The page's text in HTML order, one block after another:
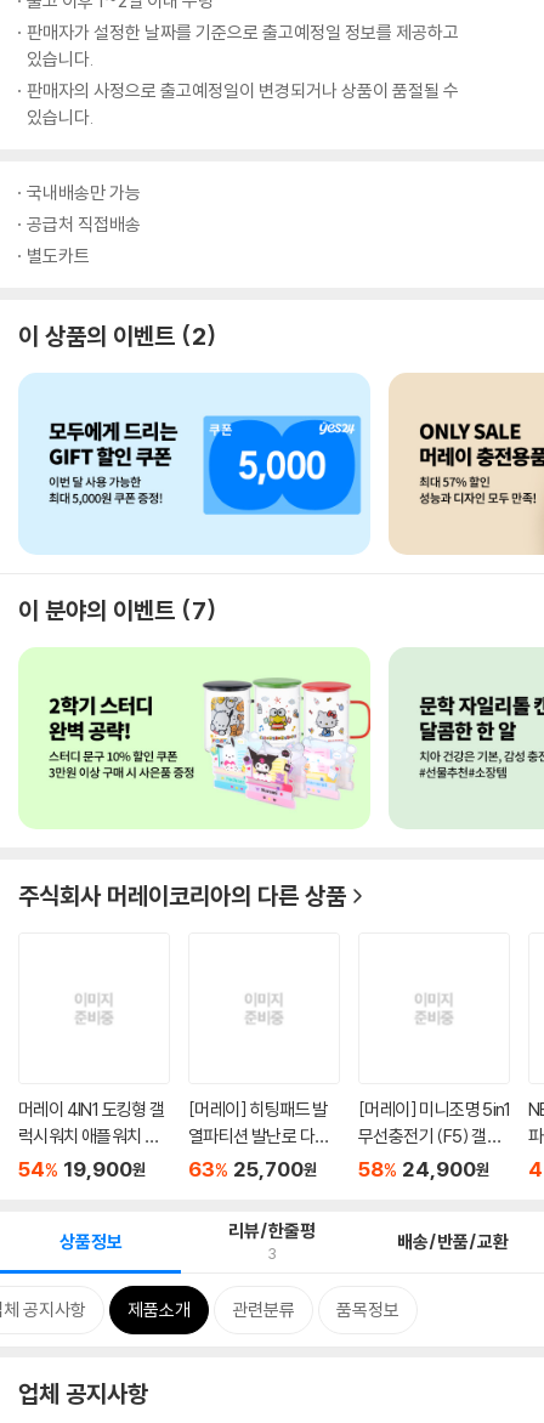
판매자가 설정한 날짜를 기준으로 출고예정일 정보를 제공하고
있습니다.
판매자의 사정으로 출고예정일이 변경되거나 상품이 품절될 수
있습니다.
국내배송만 가능
공급처 직접배송
별도카트
이 상품의 이벤트 2
이 분야의 이벤트 7
주식회사 머레이코리아의 다른 상품
머레이 4IN1 도킹형 갤
럭시워치 애플워치 멀
티 ...
54% 19,900원
[머레이] 히팅패드 발
열파티션 발난로 다리
난로 ...
63% 25,700원
[머레이] 미니조명 5in1
무선충전기 (F5) 갤럭
시...
58% 24,900원
상품정보 리뷰/한줄평
3 배송/반품/교환
공지사항 제품소개 관련분류 품목정보
업체 공지사항